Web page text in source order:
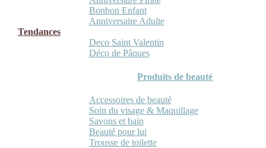
Bonbon Enfant
Anniversaire Adulte
Tendances
Deco Saint Valentin
Déco de Pâques
Produits de beauté
Accessoires de beauté
Soin du visage & Maquillage
Savons et bain
Beauté pour lui
Trousse de toilette